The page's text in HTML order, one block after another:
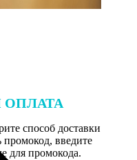
ОПЛАТА
способ доставки
промокод, введите
для промокода.